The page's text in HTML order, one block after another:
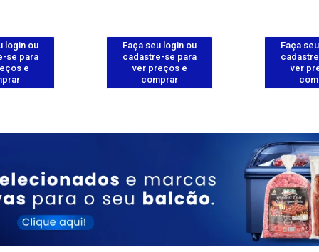
login ou
se para
e
Faça seu login ou
cadastre-se para
ver preços e
comprar
Faça
ver